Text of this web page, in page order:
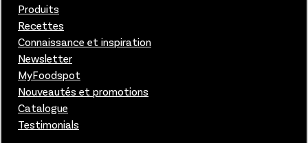
Produits
Recettes
Connaissance et inspiration
Newsletter
MyFoodspot
Nouveautés et promotions
Catalogue
Testimonials